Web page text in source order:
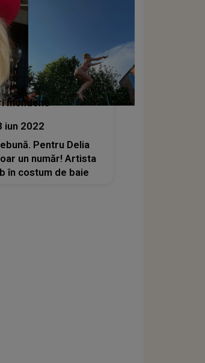
mondene
iun 2022
Pentru Delia
un număr! Artista
în costum de baie